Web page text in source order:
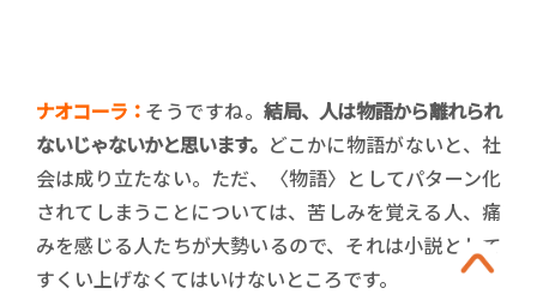
ナオコーラ： そうですね。結局、人は物語から離れられ
ないじゃないかと思います。 どこかに物語がないと、社
会は成り立たない。ただ、〈物語〉としてパターン化
されてしまうことについては、苦しみを覚える人、痛
みを感じる人たちが大勢いるので、それは小説として
すくい上げなくてはいけないところです。